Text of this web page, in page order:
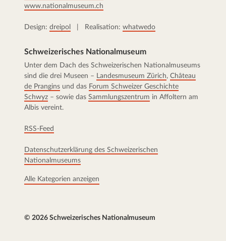
www.nationalmuseum.ch
Design: dreipol | Realisation: whatwedo
Schweizerisches Nationalmuseum
Unter dem Dach des Schweizerischen Nationalmuseums
sind die drei Museen – Landesmuseum Zürich, Château
de Prangins und das Forum Schweizer Geschichte
Schwyz – sowie das Sammlungszentrum in Affoltern am
Albis vereint.
RSS-Feed
Datenschutzerklärung des Schweizerischen
Nationalmuseums
Alle Kategorien anzeigen
© 2026 Schweizerisches Nationalmuseum